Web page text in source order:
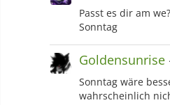
Passt es dir am
Sonntag
Goldensunrise
Sonntag wäre
wahrscheinlich